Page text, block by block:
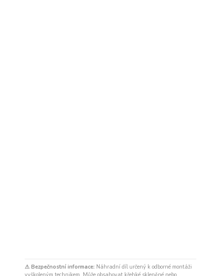
⚠ Bezpečnostní informace: Náhradní díl určený k odborné montáži